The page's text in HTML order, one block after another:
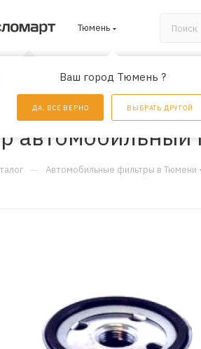
Тюмень
Ваш город Тюмень ?
ДА, ВСЕ ВЕРНО ВЫБРАТЬ ДРУГОЙ
АКЦИИ
автомобильный
— Автомобильные фильтры в Тюмени